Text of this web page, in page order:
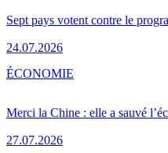
Sept pays votent contre le
24.07.2026
Merci la Chine : elle a sauvé
27.07.2026
ÉCONOMIE